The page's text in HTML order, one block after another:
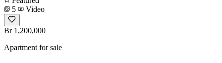
5
Video
Br 1,200,000
Apartment for sale